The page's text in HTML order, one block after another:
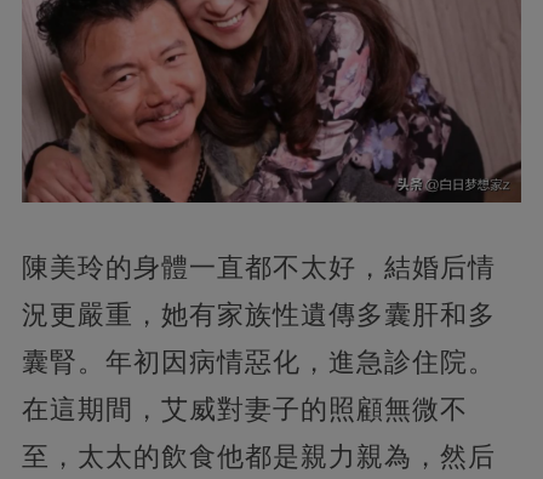
陳美玲的身體一直都不太好，結婚后情
況更嚴重，她有家族性遺傳多囊肝和多
囊腎。年初因病情惡化，進急診住院。
在這期間，艾威對妻子的照顧無微不
至，太太的飲食他都是親力親為，然后